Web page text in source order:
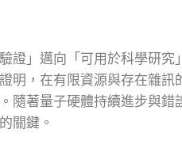
證」邁向「可用於科學研究
明，在有限資源與存在雜訊
隨著量子硬體持續進步與錯
關鍵。